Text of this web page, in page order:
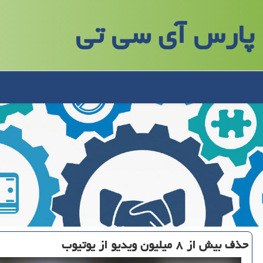
پارس آی سی تی
حذف بیش از ۸ میلیون ویدیو از یوتیوب